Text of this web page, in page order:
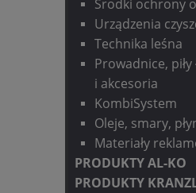
Środki ochrony
Urządzenia
Technika leśna
Prowadnice, piły
i akcesoria
KombiSystem
Oleje, smary,
Materiały
PRODUKTY AL-KO
PRODUKTY